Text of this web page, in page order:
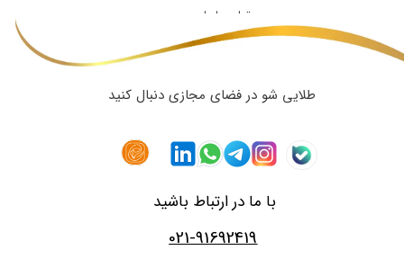
تماس با ما
طلایی شو در فضای مجازی دنبال کنید
021-91692419
با ما در ارتباط باشید